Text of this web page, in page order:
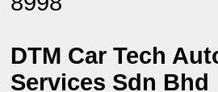
DTM Car Tech
Services Sdn Bhd